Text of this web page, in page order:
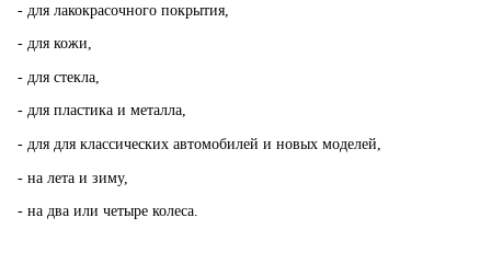
- для лакокрасочного покрытия,
- для кожи,
- для стекла,
- для пластика и металла,
- для для классических автомобилей и новых моделей,
- на лета и зиму,
- на два или четыре колеса.